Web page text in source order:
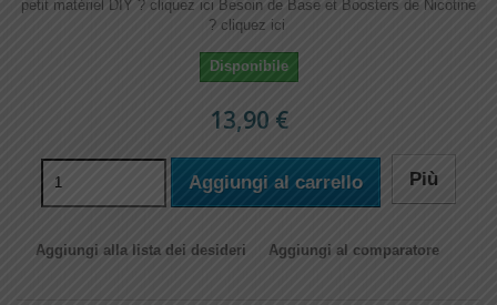
petit matériel DIY ? cliquez ici Besoin de Base et Boosters de Nicotine
? cliquez ici
Disponibile
13,90 €
Aggiungi al carrello Più
Aggiungi alla lista dei desideri Aggiungi al comparatore